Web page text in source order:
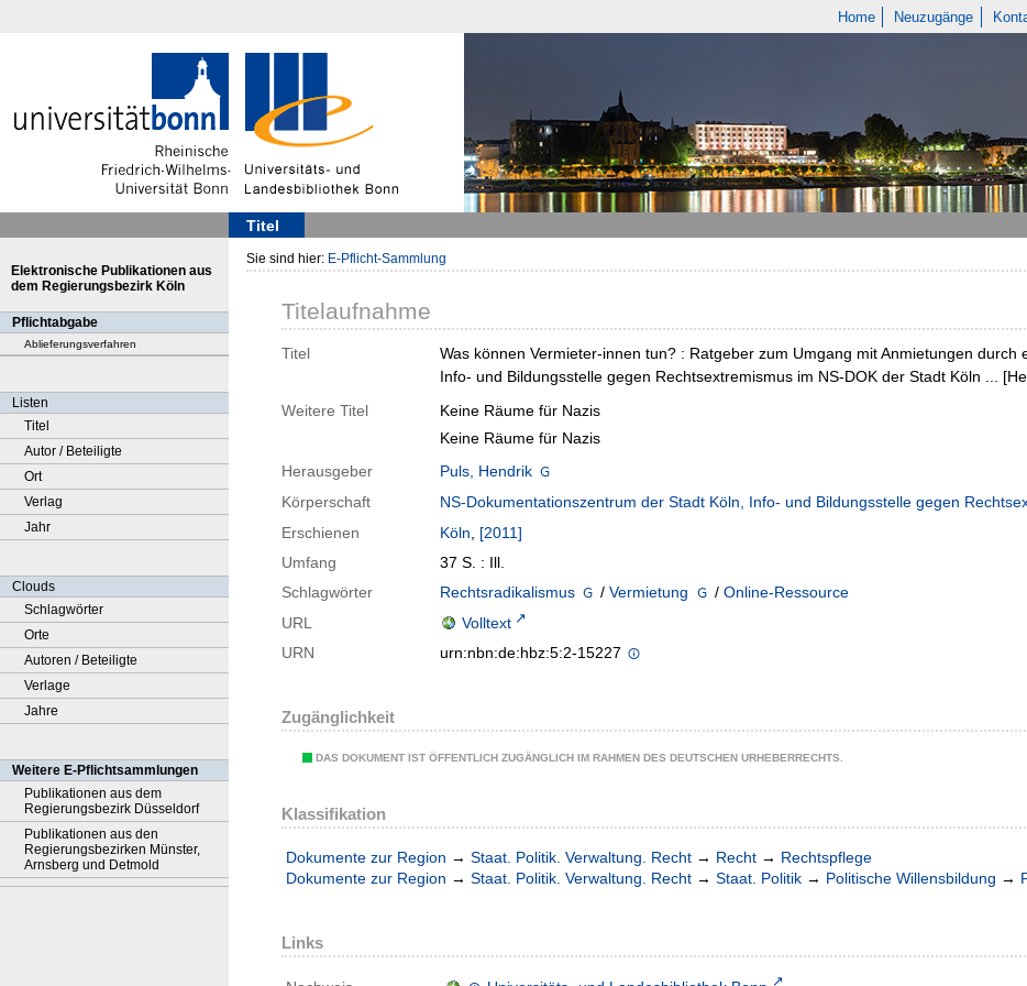
Home Neuzugänge
Titel
Elektronische Publikationen aus
dem Regierungsbezirk Köln
Pflichtabgabe
Ablieferungsverfahren
Listen
Titel
Autor / Beteiligte
Ort
Verlag
Jahr
Clouds
Schlagwörter
Orte
Autoren / Beteiligte
Verlage
Jahre
Weitere E-Pflichtsammlungen
Publikationen aus dem
Regierungsbezirk Düsseldorf
Publikationen aus den
Regierungsbezirken Münster,
Arnsberg und Detmold
Sie sind hier: E-Pflicht-Sammlung
Titelaufnahme
Titel
Was können Vermieter-innen tun? : Ratgeber zum Umgang mit Anmietungen
Info- und Bildungsstelle gegen Rechtsextremismus im NS-DOK der Stadt Köln ...
Weitere Titel
Keine Räume für Nazis
Keine Räume für Nazis
Herausgeber
Puls, Hendrik
Körperschaft
NS-Dokumentationszentrum der Stadt Köln, Info- und Bildungsstelle gegen
Erschienen
Köln, [2011]
Umfang
37 S. : Ill.
Schlagwörter
Rechtsradikalismus / Vermietung / Online-Ressource
URL
Volltext
URN
urn:nbn:de:hbz:5:2-15227
Zugänglichkeit
DAS DOKUMENT IST ÖFFENTLICH ZUGÄNGLICH IM RAHMEN DES DEUTSCHEN URHEBERRECHTS.
Klassifikation
Dokumente zur Region → Staat. Politik. Verwaltung. Recht → Recht → Rechtspflege
Dokumente zur Region → Staat. Politik. Verwaltung. Recht → Staat. Politik → Politische Willensbildung →
Links